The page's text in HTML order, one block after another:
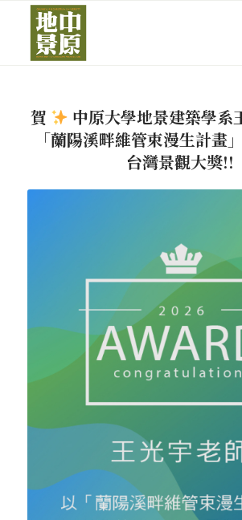
賀
中原大學地景建築學系
「蘭陽溪畔維管束漫生計畫
台灣景觀大獎!!